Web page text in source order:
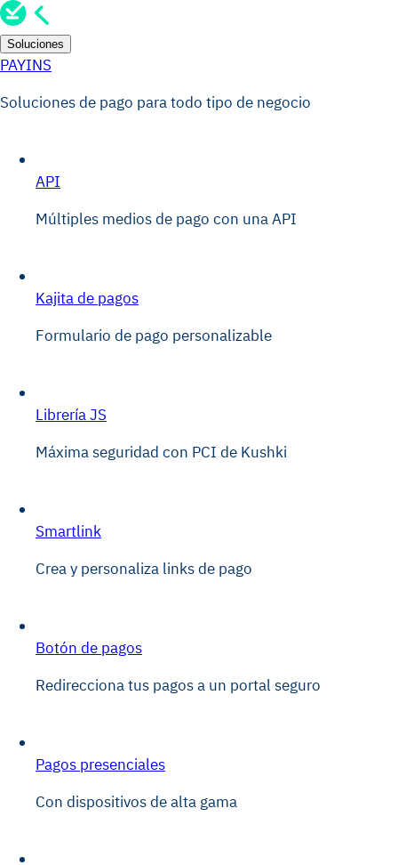
Soluciones
PAYINS
Soluciones de pago para todo tipo de negocio
API
Múltiples medios de pago con una API
Kajita de pagos
Formulario de pago personalizable
Librería JS
Máxima seguridad con PCI de Kushki
Smartlink
Crea y personaliza links de pago
Botón de pagos
Redirecciona tus pagos a un portal seguro
Pagos presenciales
Con dispositivos de alta gama